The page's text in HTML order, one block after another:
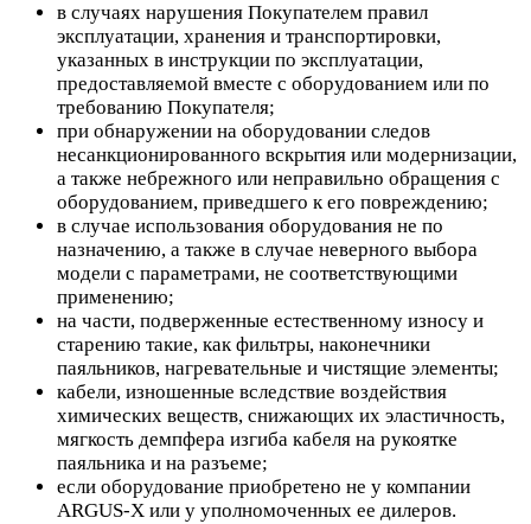
в случаях нарушения Покупателем правил
эксплуатации, хранения и транспортировки,
указанных в инструкции по эксплуатации,
предоставляемой вместе с оборудованием или по
требованию Покупателя;
при обнаружении на оборудовании следов
несанкционированного вскрытия или модернизации,
а также небрежного или неправильно обращения с
оборудованием, приведшего к его повреждению;
в случае использования оборудования не по
назначению, а также в случае неверного выбора
модели с параметрами, не соответствующими
применению;
на части, подверженные естественному износу и
старению такие, как фильтры, наконечники
паяльников, нагревательные и чистящие элементы;
кабели, изношенные вследствие воздействия
химических веществ, снижающих их эластичность,
мягкость демпфера изгиба кабеля на рукоятке
паяльника и на разъеме;
если оборудование приобретено не у компании
ARGUS-X или у уполномоченных ее дилеров.